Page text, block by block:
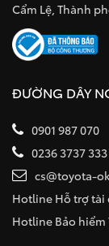
Cẩm Lệ, Thành
ĐƯỜNG DÂY
0901 987 070
0236 3737 333
cs@toyota-
Hotline Hỗ trợ tài
Hotline Bảo hiểm